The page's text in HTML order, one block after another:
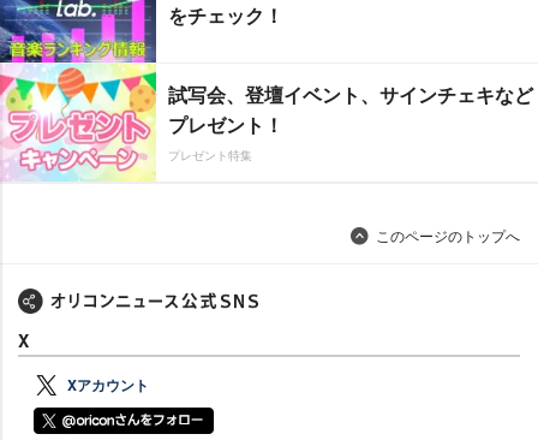
をチェック！
試写会、登壇イベント、サインチェキなど
プレゼント！
プレゼント特集
このページのトップへ
X
Xアカウント